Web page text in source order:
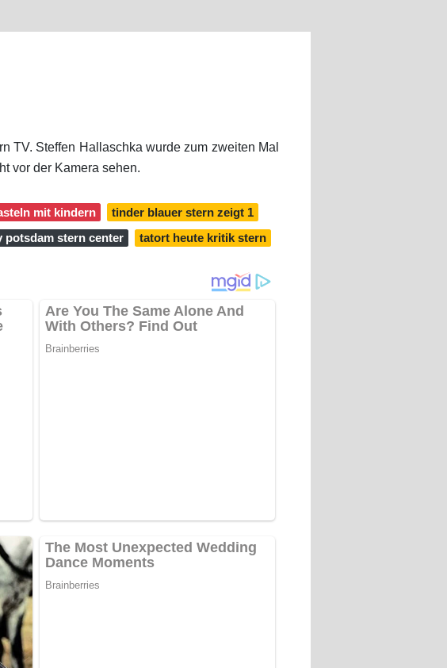
TV. Steffen Hallaschka wurde zum zweiten Mal
vor der Kamera sehen.
mit kindern
tinder blauer stern zeigt 1
potsdam stern center tatort heute kritik stern